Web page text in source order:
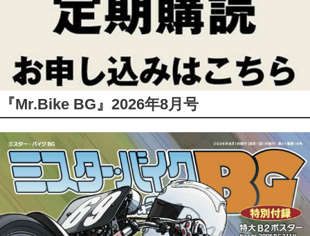
『Mr.Bike BG』2026年8月号